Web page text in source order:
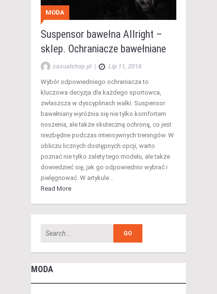
MODA
Suspensor bawełna Allright –
sklep. Ochraniacze bawełniane
casualshop.pl | Lip 11, 2018
Wybór odpowiedniego ochraniacza to
kluczowa decyzja dla każdego sportowca,
zwłaszcza w dyscyplinach walki. Suspensor
bawełniany wyróżnia się nie tylko komfortem
noszenia, ale także skuteczną ochroną, co jest
niezbędne podczas intensywnych treningów. W
obliczu licznych dostępnych opcji, warto
poznać nie tylko zalety tego modelu, ale także
dowiedzieć się, jak go odpowiednio wybrać i
pielęgnować. W artykule…
Read More
MODA